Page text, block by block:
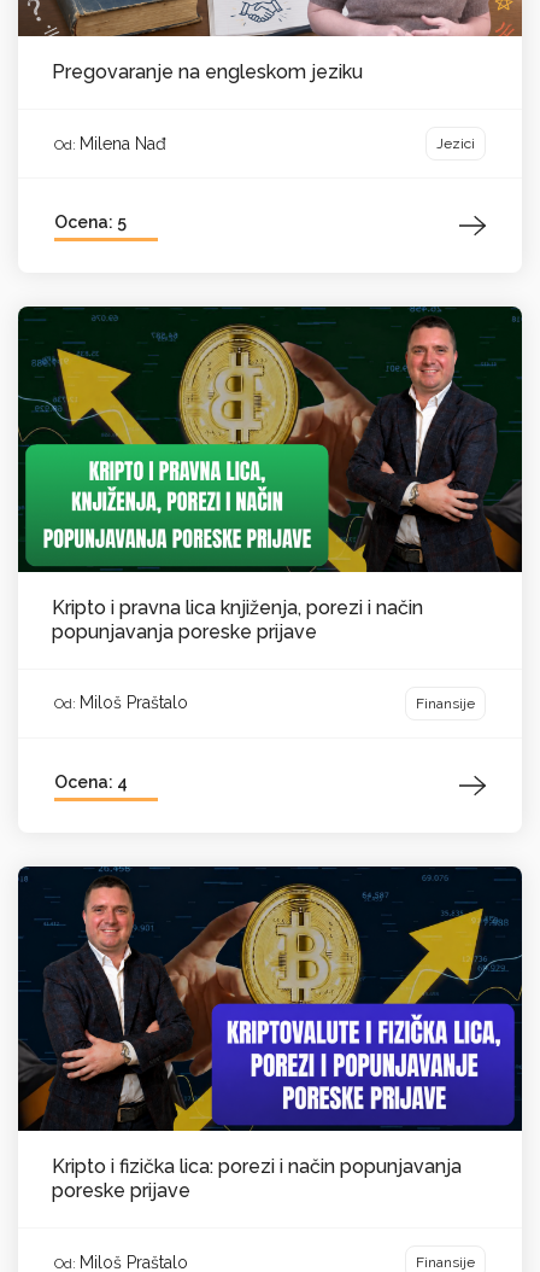
Pregovaranje na engleskom jeziku
Od: Milena Nađ Jezici
Ocena: 5
Kripto i pravna lica knjiženja, porezi i način
popunjavanja poreske prijave
Od: Miloš Praštalo Finansije
Ocena: 4
Kripto i fizička lica: porezi i način popunjavanja
poreske prijave
Od: Miloš Praštalo Finansije